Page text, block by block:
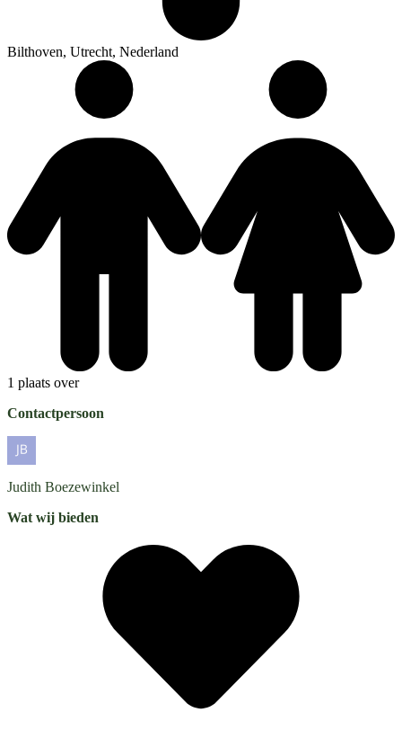
Bilthoven, Utrecht, Nederland
1 plaats over
Contactpersoon
Judith Boezewinkel
Wat wij bieden